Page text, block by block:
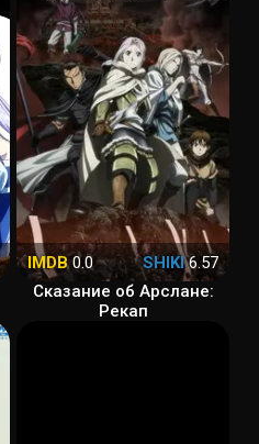
IMDB0.0 SHIKI6.57
Сказание об Арслане:
Рекап